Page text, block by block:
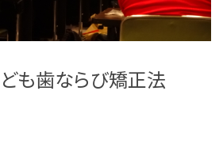
ども歯ならび矯正法